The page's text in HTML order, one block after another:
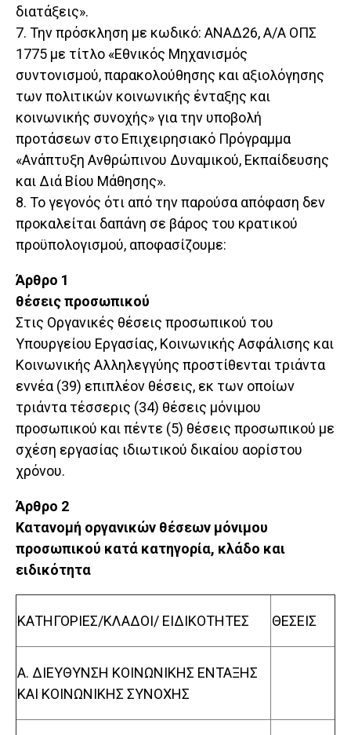
διατάξεις».
7. Την πρόσκληση με κωδικό: ΑΝΑΔ26, Α/Α ΟΠΣ
1775 με τίτλο «Εθνικός Μηχανισμός
συντονισμού, παρακολούθησης και αξιολόγησης
των πολιτικών κοινωνικής ένταξης και
κοινωνικής συνοχής» για την υποβολή
προτάσεων στο Επιχειρησιακό Πρόγραμμα
«Ανάπτυξη Ανθρώπινου Δυναμικού, Εκπαίδευσης
και Διά Βίου Μάθησης».
8. Το γεγονός ότι από την παρούσα απόφαση δεν
προκαλείται δαπάνη σε βάρος του κρατικού
προϋπολογισμού, αποφασίζουμε:
Άρθρο 1
θέσεις προσωπικού
Στις Οργανικές θέσεις προσωπικού του
Υπουργείου Εργασίας, Κοινωνικής Ασφάλισης και
Κοινωνικής Αλληλεγγύης προστίθενται τριάντα
εννέα (39) επιπλέον θέσεις, εκ των οποίων
τριάντα τέσσερις (34) θέσεις μόνιμου
προσωπικού και πέντε (5) θέσεις προσωπικού με
σχέση εργασίας ιδιωτικού δικαίου αορίστου
χρόνου.
Άρθρο 2
Κατανομή οργανικών θέσεων μόνιμου
προσωπικού κατά κατηγορία, κλάδο και
ειδικότητα
ΚΑΤΗΓΟΡΙΕΣ/ΚΛΑΔΟΙ/ ΕΙΔΙΚΟΤΗΤΕΣ ΘΕΣΕΙΣ
Α. ΔΙΕΥΘΥΝΣΗ ΚΟΙΝΩΝΙΚΗΣ ΕΝΤΑΞΗΣ
ΚΑΙ ΚΟΙΝΩΝΙΚΗΣ ΣΥΝΟΧΗΣ